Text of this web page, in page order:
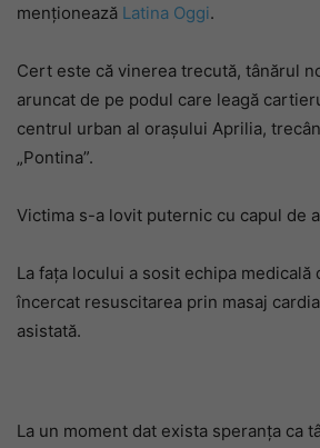
menționează Latina Oggi.
Cert este că vinerea trecută, tânărul
aruncat de pe podul care leagă
centrul urban al orașului Aprilia,
„Pontina”.
Victima s-a lovit puternic cu capul de
La fața locului a sosit echipa medicală
încercat resuscitarea prin masaj
asistată.
La un moment dat exista speranța ca